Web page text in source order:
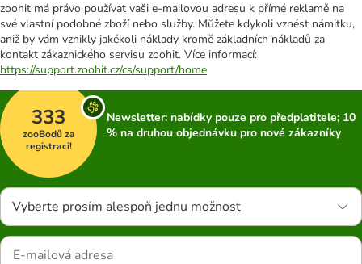
zoohit má právo používat vaši e-mailovou adresu k přímé reklamě na
své vlastní podobné zboží nebo služby. Můžete kdykoli vznést námitku,
aniž by vám vznikly jakékoli náklady kromě základních nákladů za
kontakt zákaznického servisu zoohit. Více informací:
https://support.zoohit.cz/cs/support/home
333
zooBodů za
registraci!
Newsletter: nabídky pouze pro předplatitele; 10
% na druhou objednávku pro nové zákazníky
Vyberte prosím alespoň jednu možnost